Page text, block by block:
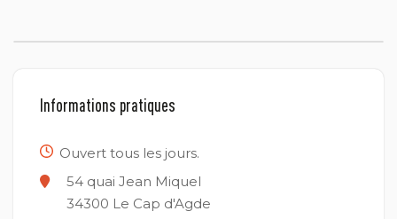
Informations pratiques
Ouvert tous les jours.
54 quai Jean Miquel
34300 Le Cap d'Agde